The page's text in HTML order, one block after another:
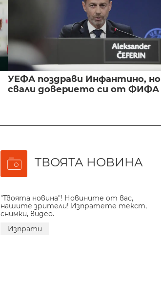
УЕФА поздрави Инфантино, но
свали доверието си от ФИФА
ТВОЯТА НОВИНА
"Твоята новина"! Новините от вас,
нашите зрители! Изпратете текст,
снимки, видео.
Изпрати